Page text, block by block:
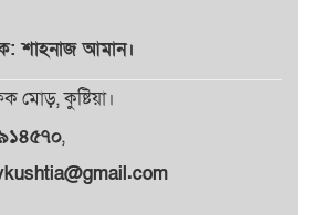
শাহনাজ আমান।
মোড়, কুষ্টিয়া।
,